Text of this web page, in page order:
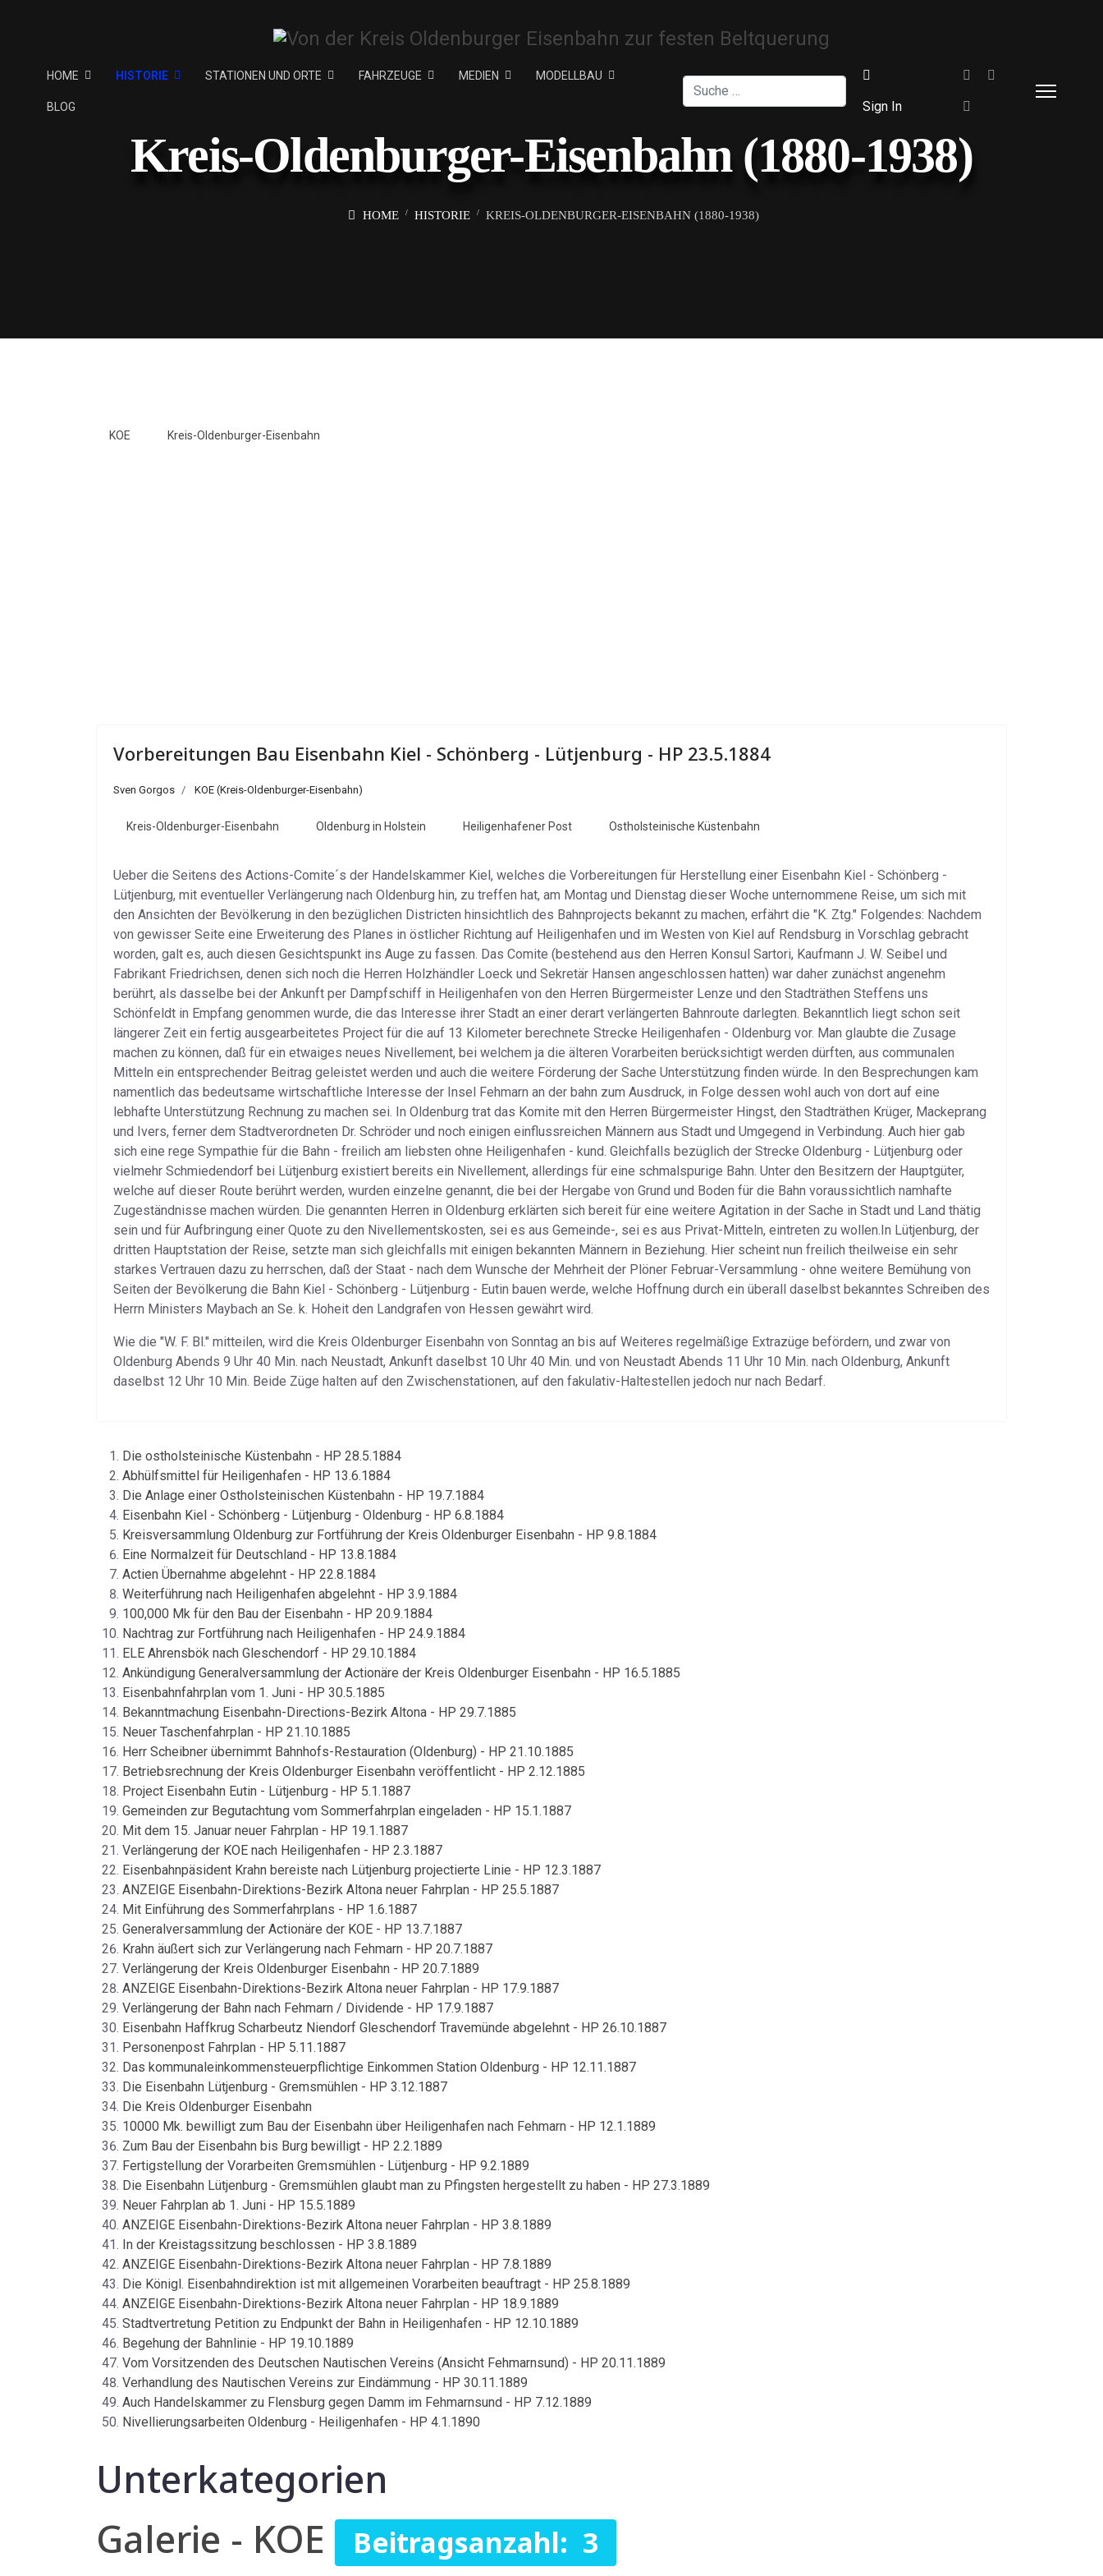
HOME HISTORIE STATIONEN UND ORTE FAHRZEUGE MEDIEN MODELLBAU
BLOG
Suchen
Sign In
Kreis-Oldenburger-Eisenbahn (1880-1938)
HOME HISTORIE KREIS-OLDENBURGER-EISENBAHN (1880-1938)
KOE Kreis-Oldenburger-Eisenbahn
Vorbereitungen Bau Eisenbahn Kiel - Schönberg - Lütjenburg - HP 23.5.1884
Sven Gorgos KOE (Kreis-Oldenburger-Eisenbahn)
Kreis-Oldenburger-Eisenbahn Oldenburg in Holstein Heiligenhafener Post Ostholsteinische Küstenbahn
Ueber die Seitens des Actions-Comite´s der Handelskammer Kiel, welches die Vorbereitungen für Herstellung einer Eisenbahn Kiel - Schönberg -
Lütjenburg, mit eventueller Verlängerung nach Oldenburg hin, zu treffen hat, am Montag und Dienstag dieser Woche unternommene Reise, um sich mit
den Ansichten der Bevölkerung in den bezüglichen Districten hinsichtlich des Bahnprojects bekannt zu machen, erfährt die "K. Ztg." Folgendes: Nachdem
von gewisser Seite eine Erweiterung des Planes in östlicher Richtung auf Heiligenhafen und im Westen von Kiel auf Rendsburg in Vorschlag gebracht
worden, galt es, auch diesen Gesichtspunkt ins Auge zu fassen. Das Comite (bestehend aus den Herren Konsul Sartori, Kaufmann J. W. Seibel und
Fabrikant Friedrichsen, denen sich noch die Herren Holzhändler Loeck und Sekretär Hansen angeschlossen hatten) war daher zunächst angenehm
berührt, als dasselbe bei der Ankunft per Dampfschiff in Heiligenhafen von den Herren Bürgermeister Lenze und den Stadträthen Steffens uns
Schönfeldt in Empfang genommen wurde, die das Interesse ihrer Stadt an einer derart verlängerten Bahnroute darlegten. Bekanntlich liegt schon seit
längerer Zeit ein fertig ausgearbeitetes Project für die auf 13 Kilometer berechnete Strecke Heiligenhafen - Oldenburg vor. Man glaubte die Zusage
machen zu können, daß für ein etwaiges neues Nivellement, bei welchem ja die älteren Vorarbeiten berücksichtigt werden dürften, aus communalen
Mitteln ein entsprechender Beitrag geleistet werden und auch die weitere Förderung der Sache Unterstützung finden würde. In den Besprechungen kam
namentlich das bedeutsame wirtschaftliche Interesse der Insel Fehmarn an der bahn zum Ausdruck, in Folge dessen wohl auch von dort auf eine
lebhafte Unterstützung Rechnung zu machen sei. In Oldenburg trat das Komite mit den Herren Bürgermeister Hingst, den Stadträthen Krüger, Mackeprang
und Ivers, ferner dem Stadtverordneten Dr. Schröder und noch einigen einflussreichen Männern aus Stadt und Umgegend in Verbindung. Auch hier gab
sich eine rege Sympathie für die Bahn - freilich am liebsten ohne Heiligenhafen - kund. Gleichfalls bezüglich der Strecke Oldenburg - Lütjenburg oder
vielmehr Schmiedendorf bei Lütjenburg existiert bereits ein Nivellement, allerdings für eine schmalspurige Bahn. Unter den Besitzern der Hauptgüter,
welche auf dieser Route berührt werden, wurden einzelne genannt, die bei der Hergabe von Grund und Boden für die Bahn voraussichtlich namhafte
Zugeständnisse machen würden. Die genannten Herren in Oldenburg erklärten sich bereit für eine weitere Agitation in der Sache in Stadt und Land thätig
sein und für Aufbringung einer Quote zu den Nivellementskosten, sei es aus Gemeinde-, sei es aus Privat-Mitteln, eintreten zu wollen.In Lütjenburg, der
dritten Hauptstation der Reise, setzte man sich gleichfalls mit einigen bekannten Männern in Beziehung. Hier scheint nun freilich theilweise ein sehr
starkes Vertrauen dazu zu herrschen, daß der Staat - nach dem Wunsche der Mehrheit der Plöner Februar-Versammlung - ohne weitere Bemühung von
Seiten der Bevölkerung die Bahn Kiel - Schönberg - Lütjenburg - Eutin bauen werde, welche Hoffnung durch ein überall daselbst bekanntes Schreiben des
Herrn Ministers Maybach an Se. k. Hoheit den Landgrafen von Hessen gewährt wird.
Wie die "W. F. Bl." mitteilen, wird die Kreis Oldenburger Eisenbahn von Sonntag an bis auf Weiteres regelmäßige Extrazüge befördern, und zwar von
Oldenburg Abends 9 Uhr 40 Min. nach Neustadt, Ankunft daselbst 10 Uhr 40 Min. und von Neustadt Abends 11 Uhr 10 Min. nach Oldenburg, Ankunft
daselbst 12 Uhr 10 Min. Beide Züge halten auf den Zwischenstationen, auf den fakulativ-Haltestellen jedoch nur nach Bedarf.
Die ostholsteinische Küstenbahn - HP 28.5.1884
Abhülfsmittel für Heiligenhafen - HP 13.6.1884
Die Anlage einer Ostholsteinischen Küstenbahn - HP 19.7.1884
Eisenbahn Kiel - Schönberg - Lütjenburg - Oldenburg - HP 6.8.1884
Kreisversammlung Oldenburg zur Fortführung der Kreis Oldenburger Eisenbahn - HP 9.8.1884
Eine Normalzeit für Deutschland - HP 13.8.1884
Actien Übernahme abgelehnt - HP 22.8.1884
Weiterführung nach Heiligenhafen abgelehnt - HP 3.9.1884
100,000 Mk für den Bau der Eisenbahn - HP 20.9.1884
Nachtrag zur Fortführung nach Heiligenhafen - HP 24.9.1884
ELE Ahrensbök nach Gleschendorf - HP 29.10.1884
Ankündigung Generalversammlung der Actionäre der Kreis Oldenburger Eisenbahn - HP 16.5.1885
Eisenbahnfahrplan vom 1. Juni - HP 30.5.1885
Bekanntmachung Eisenbahn-Directions-Bezirk Altona - HP 29.7.1885
Neuer Taschenfahrplan - HP 21.10.1885
Herr Scheibner übernimmt Bahnhofs-Restauration (Oldenburg) - HP 21.10.1885
Betriebsrechnung der Kreis Oldenburger Eisenbahn veröffentlicht - HP 2.12.1885
Project Eisenbahn Eutin - Lütjenburg - HP 5.1.1887
Gemeinden zur Begutachtung vom Sommerfahrplan eingeladen - HP 15.1.1887
Mit dem 15. Januar neuer Fahrplan - HP 19.1.1887
Verlängerung der KOE nach Heiligenhafen - HP 2.3.1887
Eisenbahnpäsident Krahn bereiste nach Lütjenburg projectierte Linie - HP 12.3.1887
ANZEIGE Eisenbahn-Direktions-Bezirk Altona neuer Fahrplan - HP 25.5.1887
Mit Einführung des Sommerfahrplans - HP 1.6.1887
Generalversammlung der Actionäre der KOE - HP 13.7.1887
Krahn äußert sich zur Verlängerung nach Fehmarn - HP 20.7.1887
Verlängerung der Kreis Oldenburger Eisenbahn - HP 20.7.1889
ANZEIGE Eisenbahn-Direktions-Bezirk Altona neuer Fahrplan - HP 17.9.1887
Verlängerung der Bahn nach Fehmarn / Dividende - HP 17.9.1887
Eisenbahn Haffkrug Scharbeutz Niendorf Gleschendorf Travemünde abgelehnt - HP 26.10.1887
Personenpost Fahrplan - HP 5.11.1887
Das kommunaleinkommensteuerpflichtige Einkommen Station Oldenburg - HP 12.11.1887
Die Eisenbahn Lütjenburg - Gremsmühlen - HP 3.12.1887
Die Kreis Oldenburger Eisenbahn
10000 Mk. bewilligt zum Bau der Eisenbahn über Heiligenhafen nach Fehmarn - HP 12.1.1889
Zum Bau der Eisenbahn bis Burg bewilligt - HP 2.2.1889
Fertigstellung der Vorarbeiten Gremsmühlen - Lütjenburg - HP 9.2.1889
Die Eisenbahn Lütjenburg - Gremsmühlen glaubt man zu Pfingsten hergestellt zu haben - HP 27.3.1889
Neuer Fahrplan ab 1. Juni - HP 15.5.1889
ANZEIGE Eisenbahn-Direktions-Bezirk Altona neuer Fahrplan - HP 3.8.1889
In der Kreistagssitzung beschlossen - HP 3.8.1889
ANZEIGE Eisenbahn-Direktions-Bezirk Altona neuer Fahrplan - HP 7.8.1889
Die Königl. Eisenbahndirektion ist mit allgemeinen Vorarbeiten beauftragt - HP 25.8.1889
ANZEIGE Eisenbahn-Direktions-Bezirk Altona neuer Fahrplan - HP 18.9.1889
Stadtvertretung Petition zu Endpunkt der Bahn in Heiligenhafen - HP 12.10.1889
Begehung der Bahnlinie - HP 19.10.1889
Vom Vorsitzenden des Deutschen Nautischen Vereins (Ansicht Fehmarnsund) - HP 20.11.1889
Verhandlung des Nautischen Vereins zur Eindämmung - HP 30.11.1889
Auch Handelskammer zu Flensburg gegen Damm im Fehmarnsund - HP 7.12.1889
Nivellierungsarbeiten Oldenburg - Heiligenhafen - HP 4.1.1890
Unterkategorien
Galerie - KOE
Beitragsanzahl: 3